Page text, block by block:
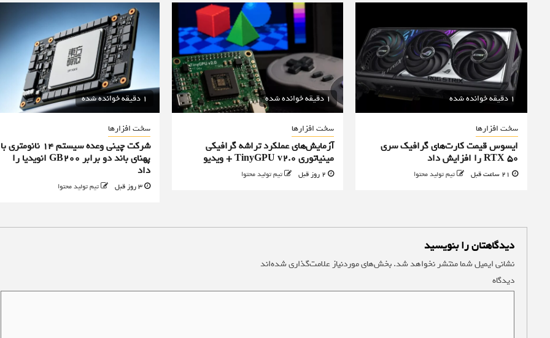
1 دقیقه خوانده شده
سخت افزارها
ایسوس قیمت کارت‌های گرافیک سری
RTX 50 را افزایش داد
تیم تولید محتوا
1 دقیقه خوانده شده
سخت افزارها
آزمایش‌های عملکرد تراشه گرافیکی
مینیاتوری TinyGPU v2.0 + ویدیو
2 روز قبل تیم تولید محتوا
1 دقیقه خوانده شده
سخت افزارها
شرکت چینی وعده سیستم ۱۴ نانومتری با
پهنای باند دو برابر GB200 انویدیا را
داد
3 روز قبل تیم تولید محتوا
دیدگاهتان را بنویسید
نشانی ایمیل شما منتشر نخواهد شد.بخش‌های موردنیاز علامت‌گذاری شده‌اند
دیدگاه